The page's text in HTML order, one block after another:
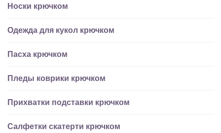
Носки крючком
Одежда для кукол крючком
Пасха крючком
Пледы коврики крючком
Прихватки подставки крючком
Салфетки скатерти крючком